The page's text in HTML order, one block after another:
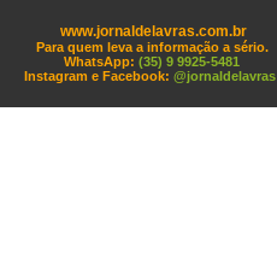
www.jornaldelavras.com.br
Para quem leva a informação a sério.
WhatsApp: (35) 9 9925-5481
Instagram e Facebook: @jornaldelavras